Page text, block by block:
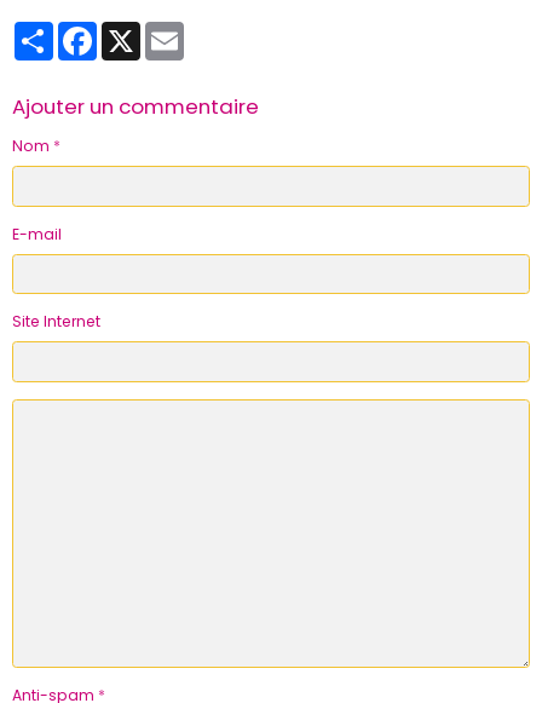
PartagerFacebook
X
Ajouter un commentaire
Nom
E-mail
Site Internet
Anti-spam